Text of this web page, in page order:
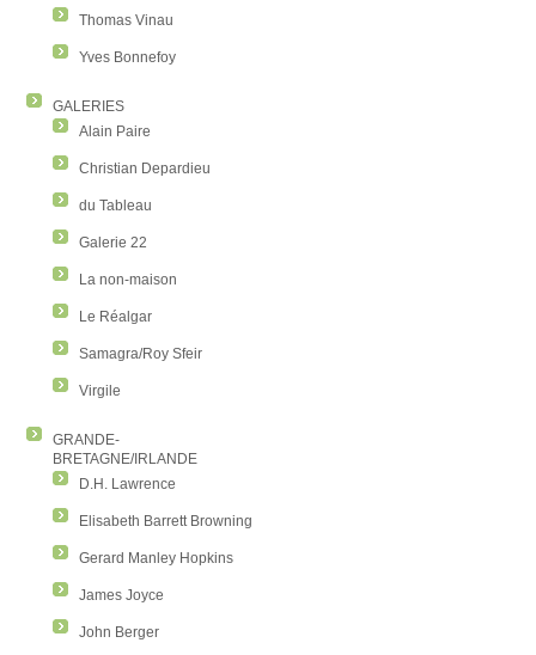
Thomas Vinau
Yves Bonnefoy
GALERIES
Alain Paire
Christian Depardieu
du Tableau
Galerie 22
La non-maison
Le Réalgar
Samagra/Roy Sfeir
Virgile
GRANDE-
BRETAGNE/IRLANDE
D.H. Lawrence
Elisabeth Barrett Browning
Gerard Manley Hopkins
James Joyce
John Berger